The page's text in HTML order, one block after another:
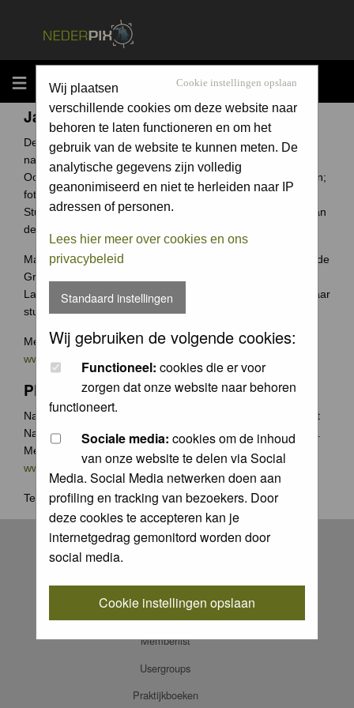
MENU Cookie instellingen opslaan
Wij plaatsen
verschillende cookies om deze website naar
behoren te laten functioneren en om het
gebruik van de website te kunnen meten. De
analytische gegevens zijn volledig
geanonimiseerd en niet te herleiden naar IP
adressen of personen.
Lees hier meer over cookies en ons
privacybeleid
Standaard instellingen
Wij gebruiken de volgende cookies:
Functioneel: cookies die er voor
zorgen dat onze website naar behoren
functioneert.
Sociale media: cookies om de inhoud
van onze website te delen via Social
Media. Social Media netwerken doen aan
profiling en tracking van bezoekers. Door
deze cookies te accepteren kan je
internetgedrag gemonitord worden door
social media.
Cookie instellingen opslaan
Jaarcompetitie
De Groene Camera is een fotowedstrijd voor elke
natuurfotograaf uit Nederland en België.
Ook jouw foto archief bevat ongetwijfeld verborgen schatten;
foto's waar je trots op bent.
Stuur ze in en wie weet win jij de Groene Camera of een van
de vele andere prijzen.
Maak je je meeste foto's in Nederland of België? Dan past de
Groene Camera helemaal bij jou.
Laat je mooiste foto's niet 'verstoffen' op je harde schijf, maar
stuur je foto's in voor de Groene Camera!
Meer weten over deze wedstrijd ga naar
www.groenecamera.nl
Photochallenge
Naast de jaarlijkse Groene Camera wedstrijden organiseert
Natuurfotografie.nl vaak photochallenges met leuke prijzen.
Meer weten? Ga naar
www.natuurfotografie.nl/rubrieken/photo-challenge/
Terug naarhome.
Register
FAQ
Memberlist
Usergroups
Praktijkboeken